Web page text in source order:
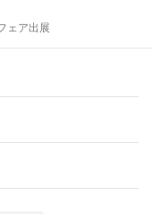
ェア出展